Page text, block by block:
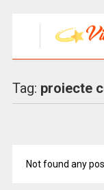
Tag: proiecte
Not found any